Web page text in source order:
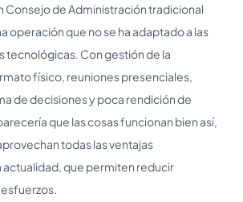
Consejo de Administración tradicional
operación que no se ha adaptado a las
tecnológicas. Con gestión de la
físico, reuniones presenciales,
de decisiones y poca rendición de
que las cosas funcionan bien así,
todas las ventajas
que permiten reducir